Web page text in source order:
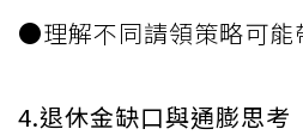
●理解不同請領策略可能
4.退休金缺口與通膨思考